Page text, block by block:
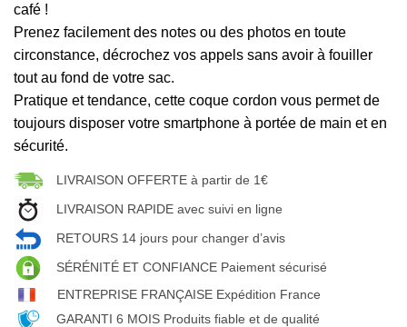
café !
Prenez facilement des notes ou des photos en toute
circonstance, décrochez vos appels sans avoir à fouiller
tout au fond de votre sac.
Pratique et tendance, cette coque cordon vous permet de
toujours disposer votre smartphone à portée de main et en
sécurité.
LIVRAISON OFFERTE à partir de 1€
LIVRAISON RAPIDE avec suivi en ligne
RETOURS 14 jours pour changer d’avis
SÉRÉNITÉ ET CONFIANCE Paiement sécurisé
ENTREPRISE FRANÇAISE Expédition France
GARANTI 6 MOIS Produits fiable et de qualité